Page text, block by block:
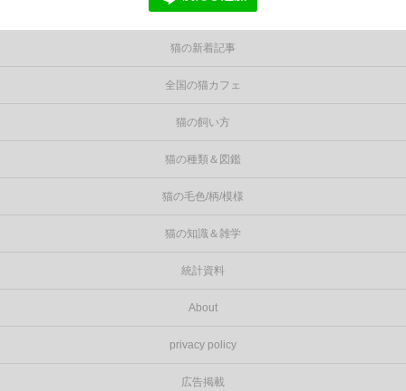
猫の新着記事
全国の猫カフェ
猫の飼い方
猫の種類＆図鑑
猫の毛色/柄/模様
猫の知識＆雑学
統計資料
About
privacy policy
広告掲載